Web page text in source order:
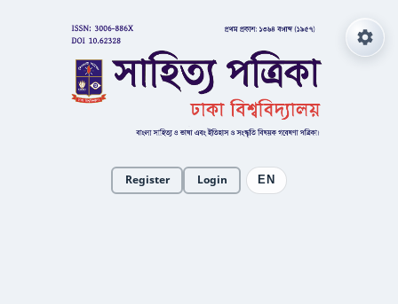
Register Login EN